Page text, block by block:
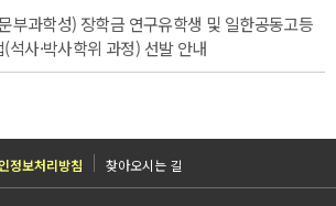
부과학성) 장학금 연구유학생 및 일한공동고등
석사·박사학위 과정) 선발 안내
정보처리방침 찾아오시는 길